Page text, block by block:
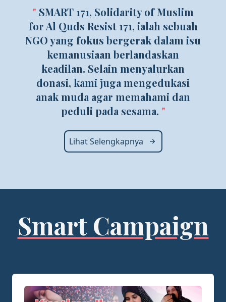
" SMART 171, Solidarity of Muslim
for Al Quds Resist 171, ialah sebuah
NGO yang fokus bergerak dalam isu
kemanusiaan berlandaskan
keadilan. Selain menyalurkan
donasi, kami juga mengedukasi
anak muda agar memahami dan
peduli pada sesama. "
Lihat Selengkapnya
Smart Campaign